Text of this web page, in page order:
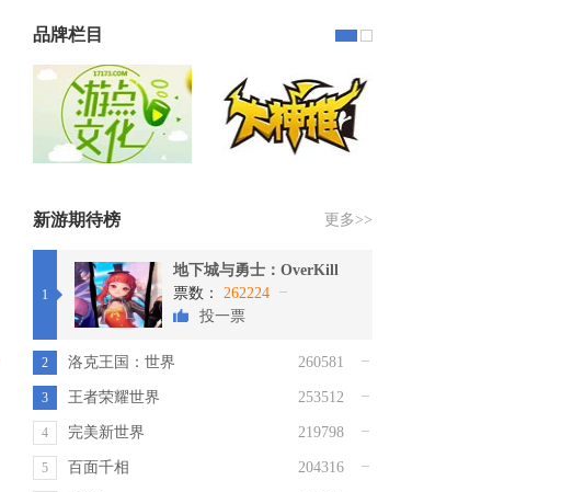
品牌栏目
新游期待榜 更多>>
1
地下城与勇士：OverKill
票数：
262224
投一票
2 洛克王国：世界 260581
3 王者荣耀世界 253512
4 完美新世界 219798
5 百面千相 204316